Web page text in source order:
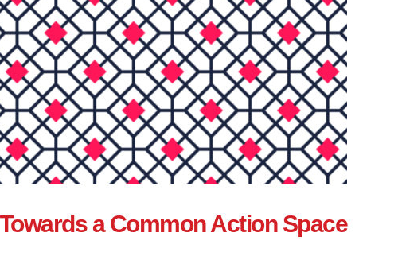
a Common Action Space